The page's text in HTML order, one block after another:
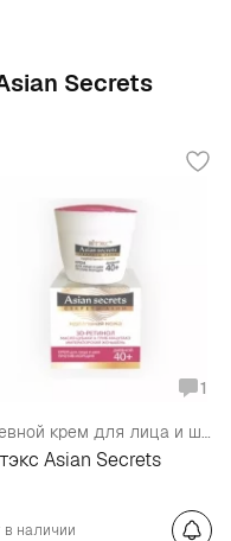
Secrets
1
Дневной крем для лица и шеи против морщин
Asian Secrets
в наличии